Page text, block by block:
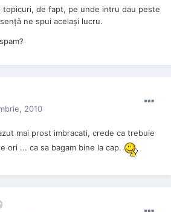
topicuri, de fapt, pe unde intru dau peste
ne spui același lucru.
2010
mai prost imbracati, crede ca trebuie
ori ... ca sa bagam bine la cap.